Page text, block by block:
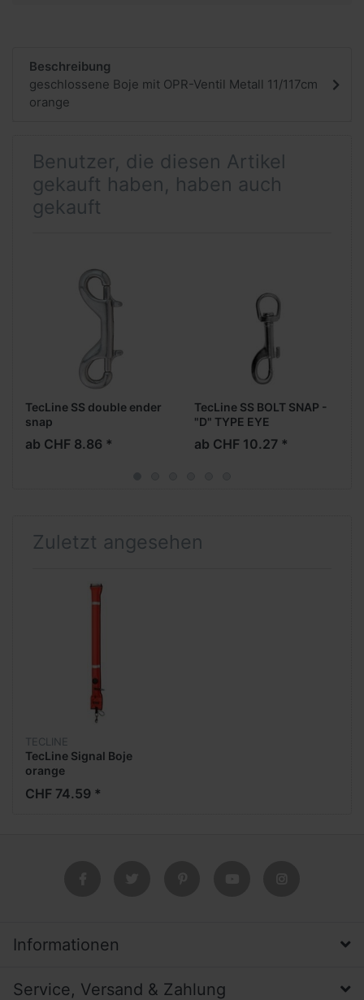
Beschreibung
geschlossene Boje mit OPR-Ventil Metall 11/117cm
orange
Benutzer, die diesen Artikel
gekauft haben, haben auch
gekauft
TecLine SS double ender
snap
ab CHF 8.86 *
TecLine SS BOLT SNAP -
"D" TYPE EYE
ab CHF 10.27 *
Zuletzt angesehen
TECLINE
TecLine Signal Boje
orange
CHF 74.59 *
Informationen
Service, Versand & Zahlung